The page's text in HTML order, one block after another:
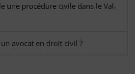
une procédure civile dans le Val-
avocat en droit civil ?